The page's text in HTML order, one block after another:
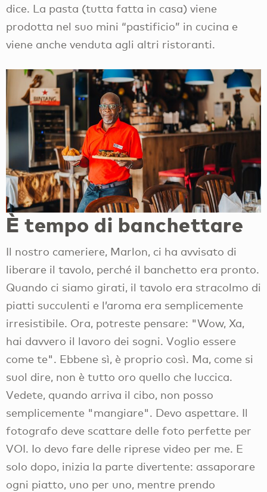
dice. La pasta (tutta fatta in casa) viene
prodotta nel suo mini “pastificio” in cucina e
viene anche venduta agli altri ristoranti.
È tempo di banchettare
Il nostro cameriere, Marlon, ci ha avvisato di
liberare il tavolo, perché il banchetto era pronto.
Quando ci siamo girati, il tavolo era stracolmo di
piatti succulenti e l’aroma era semplicemente
irresistibile. Ora, potreste pensare: "Wow, Xa,
hai davvero il lavoro dei sogni. Voglio essere
come te". Ebbene sì, è proprio così. Ma, come si
suol dire, non è tutto oro quello che luccica.
Vedete, quando arriva il cibo, non posso
semplicemente "mangiare". Devo aspettare. Il
fotografo deve scattare delle foto perfette per
VOI. Io devo fare delle riprese video per me. E
solo dopo, inizia la parte divertente: assaporare
ogni piatto, uno per uno, mentre prendo